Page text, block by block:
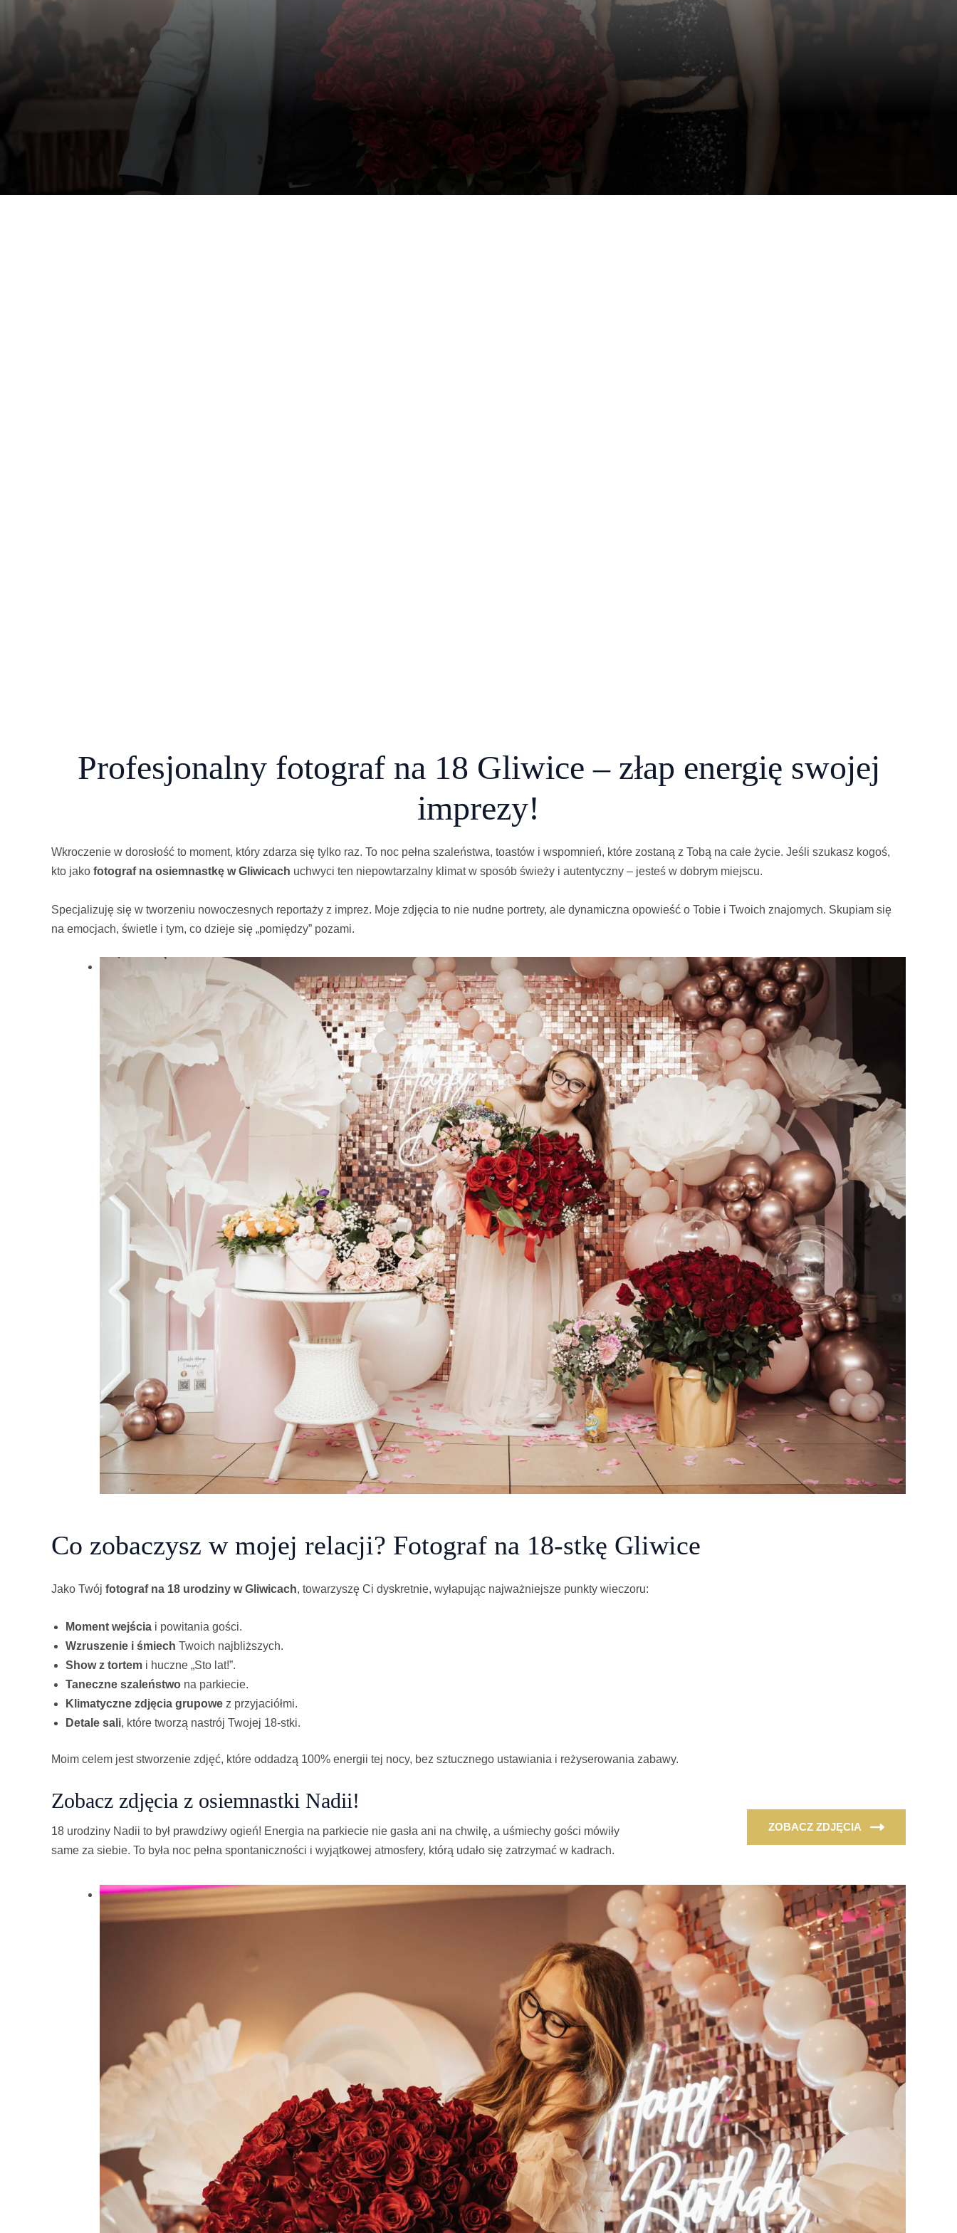
Profesjonalny fotograf na 18 Gliwice – złap energię swojej
imprezy!
Wkroczenie w dorosłość to moment, który zdarza się tylko raz. To noc pełna szaleństwa, toastów i wspomnień, które zostaną z Tobą na całe życie. Jeśli szukasz kogoś,
kto jako fotograf na osiemnastkę w Gliwicach uchwyci ten niepowtarzalny klimat w sposób świeży i autentyczny – jesteś w dobrym miejscu.
Specjalizuję się w tworzeniu nowoczesnych reportaży z imprez. Moje zdjęcia to nie nudne portrety, ale dynamiczna opowieść o Tobie i Twoich znajomych. Skupiam się
na emocjach, świetle i tym, co dzieje się „pomiędzy” pozami.
Co zobaczysz w mojej relacji? Fotograf na 18-stkę Gliwice
Jako Twój fotograf na 18 urodziny w Gliwicach, towarzyszę Ci dyskretnie, wyłapując najważniejsze punkty wieczoru:
Moment wejścia i powitania gości.
Wzruszenie i śmiech Twoich najbliższych.
Show z tortem i huczne „Sto lat!”.
Taneczne szaleństwo na parkiecie.
Klimatyczne zdjęcia grupowe z przyjaciółmi.
Detale sali, które tworzą nastrój Twojej 18-stki.
Moim celem jest stworzenie zdjęć, które oddadzą 100% energii tej nocy, bez sztucznego ustawiania i reżyserowania zabawy.
Zobacz zdjęcia z osiemnastki Nadii!
18 urodziny Nadii to był prawdziwy ogień! Energia na parkiecie nie gasła ani na chwilę, a uśmiechy gości mówiły
same za siebie. To była noc pełna spontaniczności i wyjątkowej atmosfery, którą udało się zatrzymać w kadrach.
ZOBACZ ZDJĘCIA